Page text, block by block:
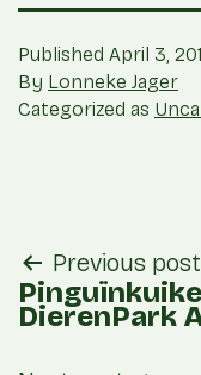
Published April 3,
By Lonneke Jager
Categorized as
post
Previous post
DierenPark